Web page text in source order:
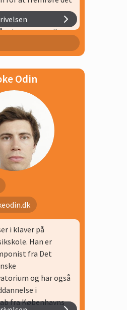
min egen musik og
koncerter. Jeg
på mange
men på
hvor jeg prøver
jeg synes lyder
musik fordi det
frirum og et
fordybe mig og
udtryk. Jeg har
på bl.a på
-
for børn og
3. klasse 1
Odin
i klaver på
Han er
fra Det
og har også
i
fra Københavns